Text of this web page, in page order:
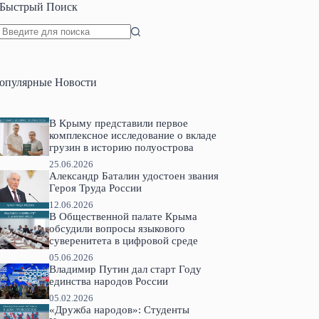
Быстрый Поиск
Новости
В Крыму представили первое
комплексное исследование о вкладе
грузин в историю полуострова
25.06.2026
Александр Баталин удостоен звания
Героя Труда России
12.06.2026
В Общественной палате Крыма
обсудили вопросы языкового
суверенитета в цифровой среде
05.06.2026
Владимир Путин дал старт Году
единства народов России
05.02.2026
«Дружба народов»: Студенты